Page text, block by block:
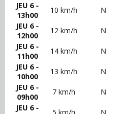
JEU 6 -
13h00
10 km/h
N
JEU 6 -
12h00
12 km/h
N
JEU 6 -
11h00
14 km/h
N
JEU 6 -
10h00
13 km/h
N
JEU 6 -
09h00
7 km/h
N
JEU 6 -